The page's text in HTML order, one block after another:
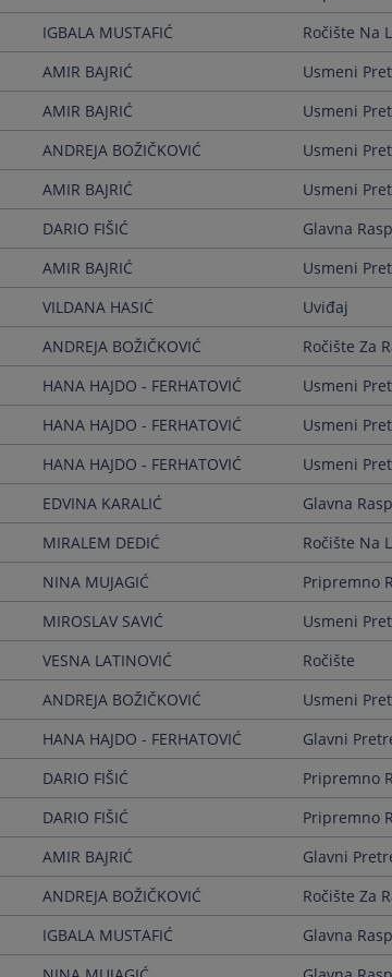
IGBALA MUSTAFIĆ
Ročište Na
AMIR BAJRIĆ
Usmeni
AMIR BAJRIĆ
Usmeni
ANDREJA BOŽIČKOVIĆ
Usmeni
AMIR BAJRIĆ
Usmeni
DARIO FIŠIĆ
Glavna
AMIR BAJRIĆ
Usmeni
VILDANA HASIĆ
Uviđaj
ANDREJA BOŽIČKOVIĆ
Ročište Za
HANA HAJDO - FERHATOVIĆ
Usmeni
HANA HAJDO - FERHATOVIĆ
Usmeni
HANA HAJDO - FERHATOVIĆ
Usmeni
EDVINA KARALIĆ
Glavna
MIRALEM DEDIĆ
Ročište Na
NINA MUJAGIĆ
Pripremno
MIROSLAV SAVIĆ
Usmeni
VESNA LATINOVIĆ
Ročište
ANDREJA BOŽIČKOVIĆ
Usmeni
HANA HAJDO - FERHATOVIĆ
Glavni
DARIO FIŠIĆ
Pripremno
DARIO FIŠIĆ
Pripremno
AMIR BAJRIĆ
Glavni
ANDREJA BOŽIČKOVIĆ
Ročište Za
IGBALA MUSTAFIĆ
Glavna